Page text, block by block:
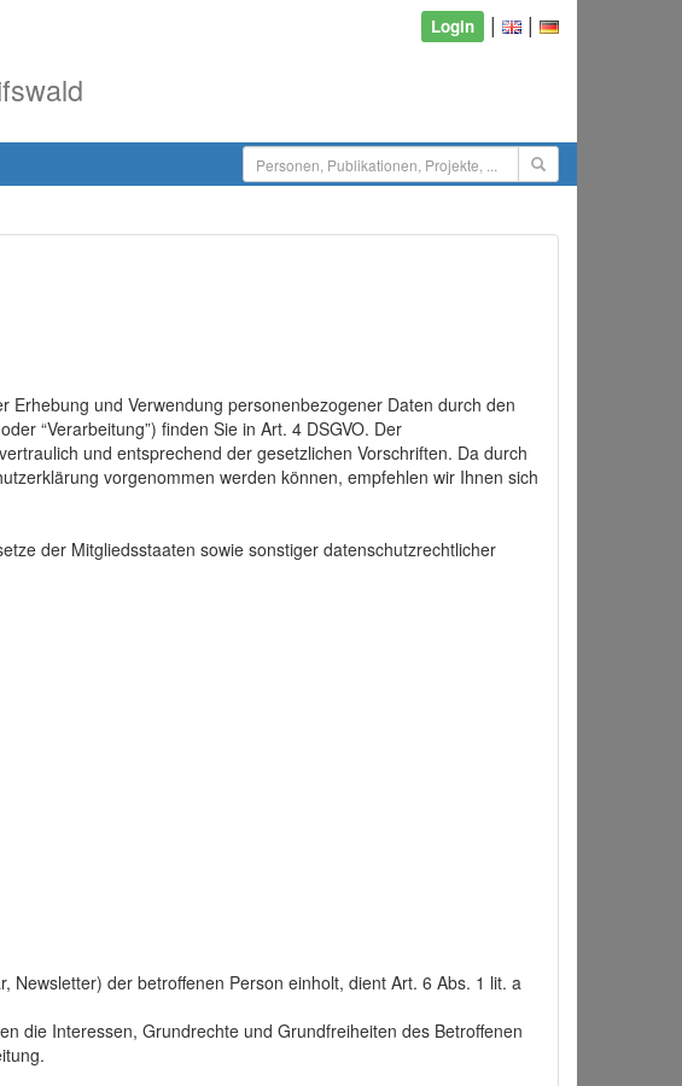
Login | |
und Verwendung personenbezogener Daten durch den
“Verarbeitung”) finden Sie in Art. 4 DSGVO. Der
und entsprechend der gesetzlichen Vorschriften. Da durch
vorgenommen werden können, empfehlen wir Ihnen sich
der Mitgliedsstaaten sowie sonstiger datenschutzrechtlicher
der betroffenen Person einholt, dient Art. 6 Abs. 1 lit. a
die Interessen, Grundrechte und Grundfreiheiten des Betroffenen